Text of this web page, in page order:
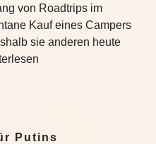
von Roadtrips im
Kauf eines Campers
sie anderen heute
Putins